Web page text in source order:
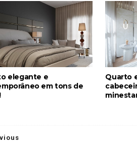
elegante e
em tons de
Quarto